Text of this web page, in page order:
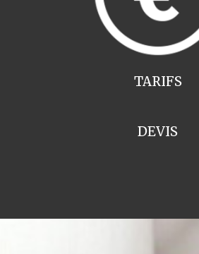
TARIFS
DEVIS